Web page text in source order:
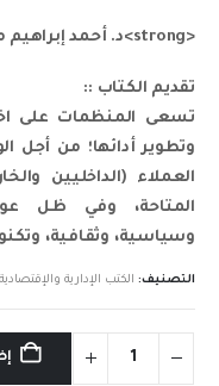
<strong>د. أحمد إبراهيم موسى</strong>
تقديم الكتاب ::
تسعى المنظمات على
وتطوير أدائها؛ من أجل
العملاء (الداخليين
المتاحة، وفي ظل
وسياسية، وثقافية،
التصنيف: الكتب الإدارية والإقتصادية